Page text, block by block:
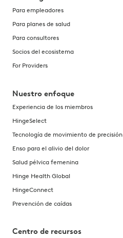
Para empleadores
Para planes de salud
Para consultores
Socios del ecosistema
For Providers
Nuestro enfoque
Experiencia de los miembros
HingeSelect
Tecnología de movimiento de precisión
Enso para el alivio del dolor
Salud pélvica femenina
Hinge Health Global
HingeConnect
Prevención de caídas
Centro de recursos